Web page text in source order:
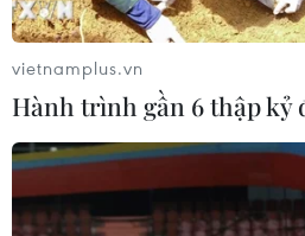
trang web cá cược trực tuyến
07/08/2026 11:39
Indonesia nỗ lực khống chế
rừng tại Vườn Quốc gia Núi
07/08/2026 10:56
vietnamplus.vn
Hành trình gần 6 thập kỷ